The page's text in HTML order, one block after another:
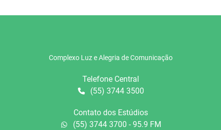
Complexo Luz e Alegria de Comunicação
Telefone Central
(55) 3744 3500
Contato dos Estúdios
(55) 3744 3700 - 95.9 FM